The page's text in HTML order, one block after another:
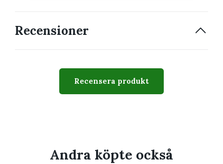
Kompakt och rosettformat
Recensioner
Recensera produkt
Andra köpte också